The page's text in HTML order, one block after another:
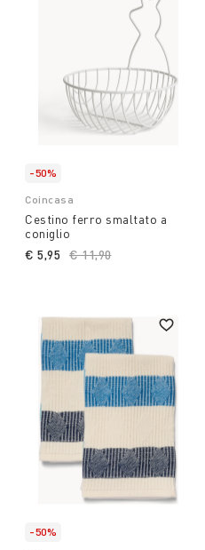
-50%
Coincasa
Cestino ferro smaltato a
coniglio
Price reduced from
€ 11,90to
€ 5,95
-50%